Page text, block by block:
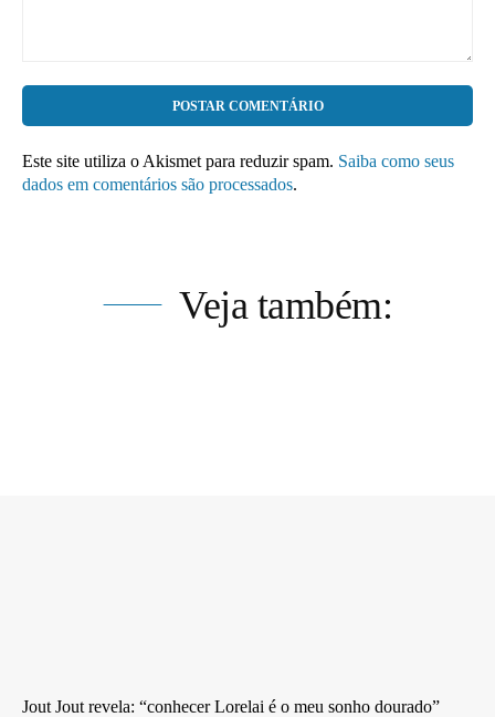
Este site utiliza o Akismet para reduzir spam. Saiba como seus
dados em comentários são processados.
Veja também:
Jout Jout revela: “conhecer Lorelai é o meu sonho dourado”